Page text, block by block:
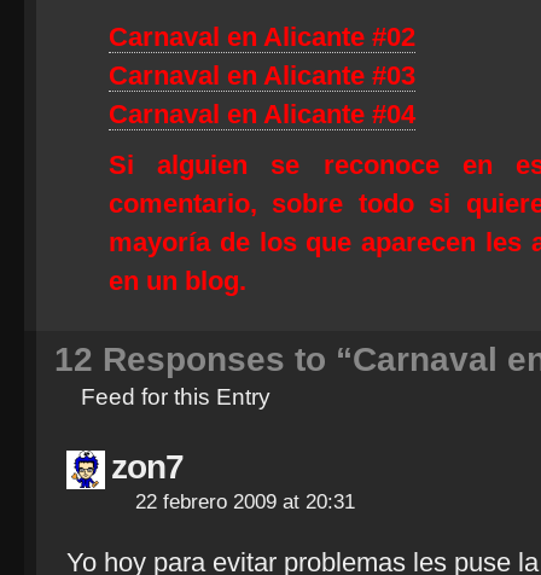
Carnaval en Alicante #02
Carnaval en Alicante #03
Carnaval en Alicante #04
Si alguien se reconoce en
comentario, sobre todo si
mayoría de los que aparecen les
en un blog.
12 Responses to “Carnaval
Feed for this Entry
zon7
22 febrero 2009 at 20:31
Yo hoy para evitar problemas les puse